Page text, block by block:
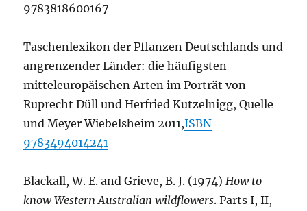
9783818600167
Taschenlexikon der Pflanzen Deutschlands und
angrenzender Länder: die häufigsten
mitteleuropäischen Arten im Porträt von
Ruprecht Düll und Herfried Kutzelnigg, Quelle
und Meyer Wiebelsheim 2011,ISBN
9783494014241
Blackall, W. E. and Grieve, B. J. (1974) How to
know Western Australian wildflowers. Parts I, II,